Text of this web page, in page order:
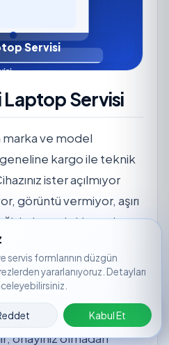
📝
Servis
Kaydı
🔎Takip
Servisi
Laptop Servisi
marka ve model
kargo ile teknik
ister açılmıyor
görüntü vermiyor, aşırı
gerektiriyor olsun;
hızlıca
cihazlar için önce arıza
işlem kapsamı
onayınız olmadan
servis formlarının düzgün
yararlanıyoruz. Detayları
Kabul Et